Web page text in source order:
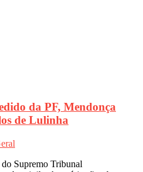
da PF, Mendonça
de Lulinha
Supremo Tribunal